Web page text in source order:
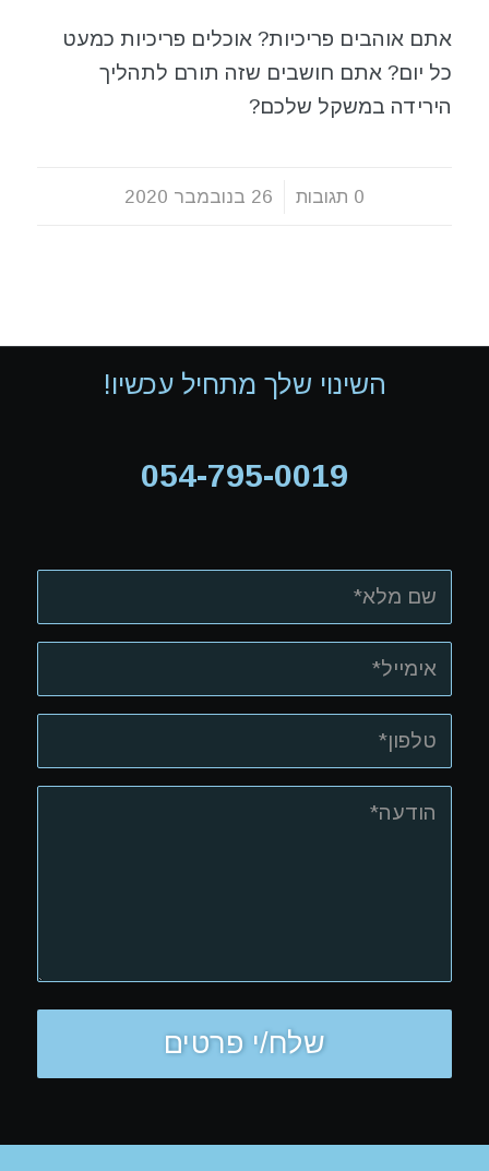
אתם אוהבים פריכיות? אוכלים פריכיות כמעט
כל יום? אתם חושבים שזה תורם לתהליך
הירידה במשקל שלכם?
0 תגובות
/ 26 בנובמבר 2020
השינוי שלך מתחיל עכשיו!
054-795-0019